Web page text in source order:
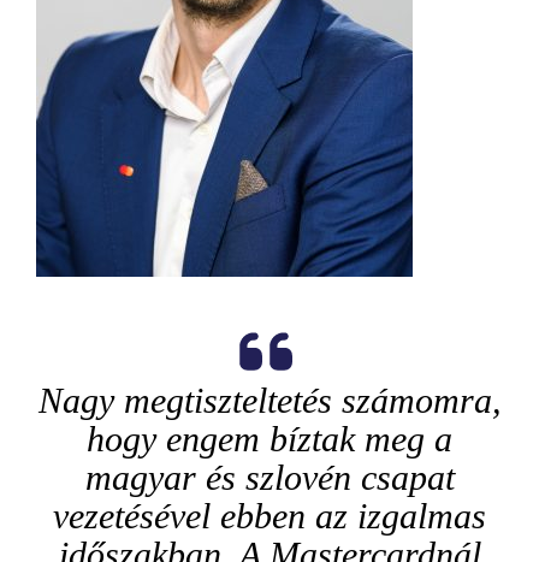
Nagy megtiszteltetés számomra,
hogy engem bíztak meg a
magyar és szlovén csapat
vezetésével ebben az izgalmas